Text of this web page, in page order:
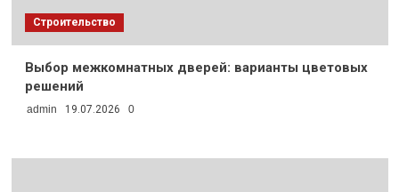
Строительство
Выбор межкомнатных дверей: варианты цветовых
решений
admin 19.07.2026 0